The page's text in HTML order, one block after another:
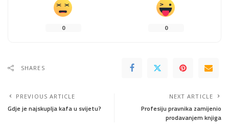
0 0
SHARES
PREVIOUS ARTICLE
Gdje je najskuplja kafa u svijetu?
NEXT ARTICLE
Profesiju pravnika zamijenio
prodavanjem knjiga